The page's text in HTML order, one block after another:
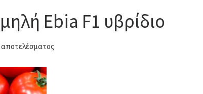
Ebia F1 υβρίδιο
αποτελέσματος